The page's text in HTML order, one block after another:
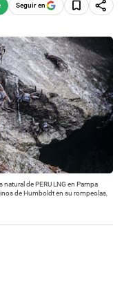
Seguir en
de PERU LNG en Pampa
de Humboldt en su rompeolas,